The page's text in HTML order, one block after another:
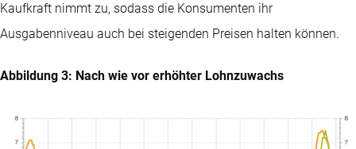
Kaufkraft nimmt zu, sodass die Konsumenten ihr
Ausgabenniveau auch bei steigenden Preisen halten können.
Abbildung 3: Nach wie vor erhöhter Lohnzuwachs